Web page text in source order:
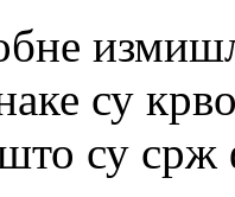
су
су